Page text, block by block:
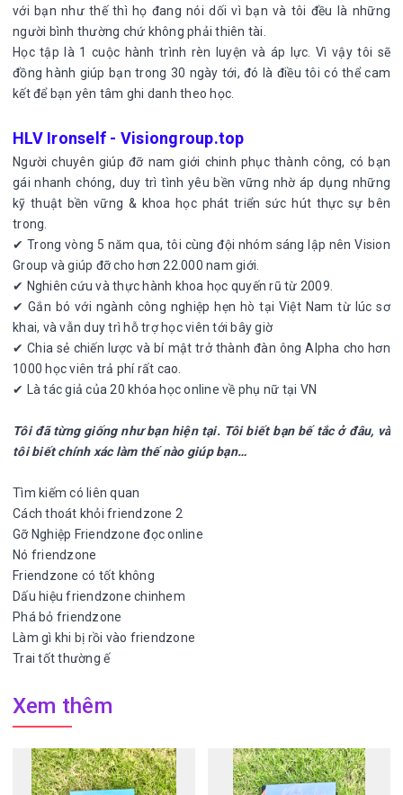
với bạn như thế thì họ đang nói dối vì bạn và tôi đều là những
người bình thường chứ không phải thiên tài.
Học tập là 1 cuộc hành trình rèn luyện và áp lực. Vì vậy tôi sẽ
đồng hành giúp bạn trong 30 ngày tới, đó là điều tôi có thể cam
kết để bạn yên tâm ghi danh theo học.
HLV Ironself - Visiongroup.top
Người chuyên giúp đỡ nam giới chinh phục thành công, có bạn
gái nhanh chóng, duy trì tình yêu bền vững nhờ áp dụng những
kỹ thuật bền vững & khoa học phát triển sức hút thực sự bên
trong.
✔ Trong vòng 5 năm qua, tôi cùng đội nhóm sáng lập nên Vision
Group và giúp đỡ cho hơn 22.000 nam giới.
✔ Nghiên cứu và thực hành khoa học quyến rũ từ 2009.
✔ Gắn bó với ngành công nghiệp hẹn hò tại Việt Nam từ lúc sơ
khai, và vẫn duy trì hỗ trợ học viên tới bây giờ
✔ Chia sẻ chiến lược và bí mật trở thành đàn ông Alpha cho hơn
1000 học viên trả phí rất cao.
✔ Là tác giả của 20 khóa học online về phụ nữ tại VN
Tôi đã từng giống như bạn hiện tại. Tôi biết bạn bế tắc ở đâu, và
tôi biết chính xác làm thế nào giúp bạn…
Tìm kiếm có liên quan
Cách thoát khỏi friendzone 2
Gỡ Nghiệp Friendzone đọc online
Nó friendzone
Friendzone có tốt không
Dấu hiệu friendzone chinhem
Phá bỏ friendzone
Làm gì khi bị rồi vào friendzone
Trai tốt thường ế
Xem thêm